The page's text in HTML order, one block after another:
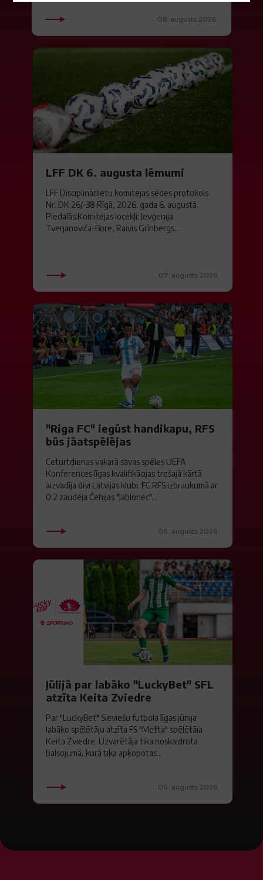
08. augusts 2026.
LFF DK 6. augusta lēmumi
LFF Disciplinārlietu komitejas sēdes protokols
Nr. DK 26/-38 Rīgā, 2026. gada 6. augustā.
Piedalās:Komitejas locekļi: Jevgenija
Tverjanoviča-Bore, Raivis Grīnbergs...
07. augusts 2026.
"Riga FC" iegūst handikapu, RFS
būs jāatspēlējas
Ceturtdienas vakarā savas spēles UEFA
Konferences līgas kvalifikācijas trešajā kārtā
aizvadīja divi Latvijas klubi. FC RFS izbraukumā ar
0:2 zaudēja Čehijas "Jablonec"...
06. augusts 2026.
Jūlijā par labāko "LuckyBet" SFL
atzīta Keita Zviedre
Par "LuckyBet" Sieviešu futbola līgas jūnija
labāko spēlētāju atzīta FS "Metta" spēlētāja
Keita Zviedre. Uzvarētāja tika noskaidrota
balsojumā, kurā tika apkopotas...
06. augusts 2026.